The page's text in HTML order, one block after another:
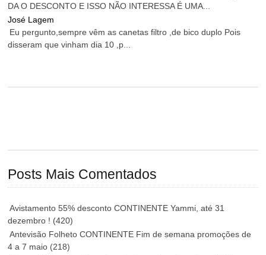
DA O DESCONTO E ISSO NÃO INTERESSA É UMA...
José Lagem
Eu pergunto,sempre vêm as canetas filtro ,de bico duplo Pois
disseram que vinham dia 10 ,p...
Posts Mais Comentados
Avistamento 55% desconto CONTINENTE Yammi, até 31
dezembro ! (420)
Antevisão Folheto CONTINENTE Fim de semana promoções de
4 a 7 maio (218)